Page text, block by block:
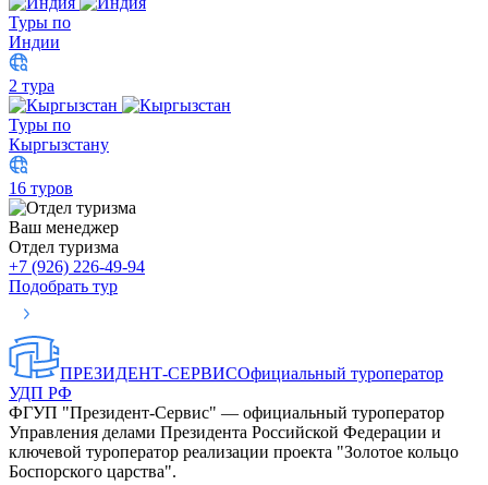
Туры по
Индии
2 тура
Туры по
Кыргызстану
16 туров
Ваш менеджер
Отдел туризма
+7 (926) 226-49-94
Подобрать тур
ПРЕЗИДЕНТ-СЕРВИСОфициальный туроператор
УДП РФ
ФГУП "Президент-Сервис" — официальный туроператор
Управления делами Президента Российской Федерации и
ключевой туроператор реализации проекта "Золотое кольцо
Боспорского царства".